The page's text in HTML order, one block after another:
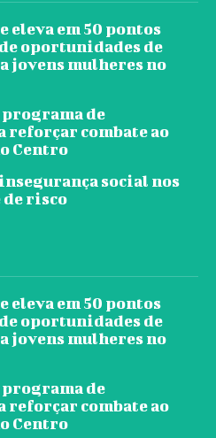
eleva em 50 pontos
oportunidades de
jovens mulheres no
de
reforçar combate ao
Centro
social nos
de risco
eleva em 50 pontos
oportunidades de
jovens mulheres no
de
reforçar combate ao
Centro